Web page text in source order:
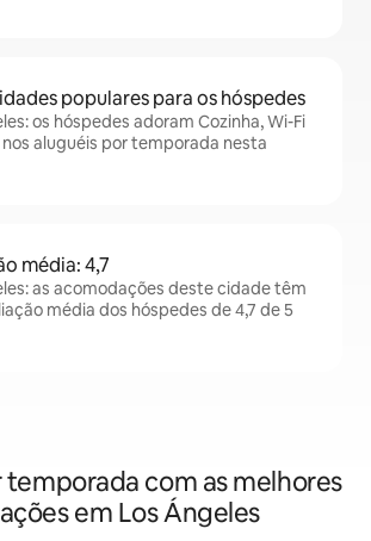
populares para os hóspedes
os hóspedes adoram Cozinha, Wi-Fi
nos aluguéis por temporada nesta
média: 4,7
as acomodações deste cidade têm
média dos hóspedes de 4,7 de 5
com as melhores
em Los Ángeles